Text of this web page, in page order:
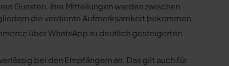
Gunsten. Ihre Mitteilungen werden zwischen
die verdiente Aufmerksamkeit bekommen.
über WhatsApp zu deutlich gesteigerten
bei den Empfängern an. Das gilt auch für